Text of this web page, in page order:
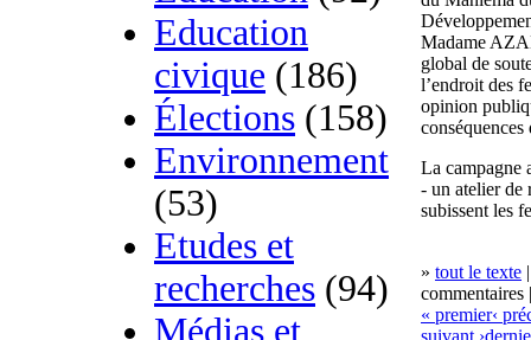
Education
civique (186)
Élections (158)
Environnement
(53)
Etudes et
recherches (94)
Médias et
Madame
global de
l’endroit des
opinion
conséquences
La campagne
- un atelier de
subissent les
» tout le texte
commentaires
« premier‹
suivant ›